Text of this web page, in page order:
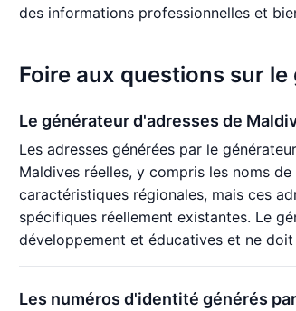
des informations professionnelles et
Foire aux questions sur
Le générateur d'adresses de
Les adresses générées par le
Maldives réelles, y compris les noms
caractéristiques régionales, mais ces
spécifiques réellement existantes. Le
développement et éducatives et ne
Les numéros d'identité générés